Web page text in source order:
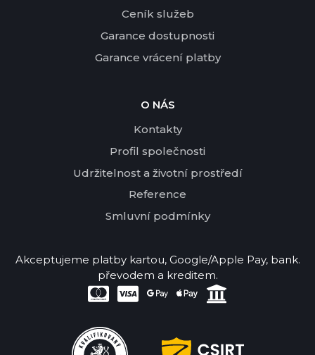
Ceník služeb
Garance dostupnosti
Garance vrácení platby
O NÁS
Kontakty
Profil společnosti
Udržitelnost a životní prostředí
Reference
Smluvní podmínky
Akceptujeme platby kartou, Google/Apple Pay, bank.
převodem a kreditem.